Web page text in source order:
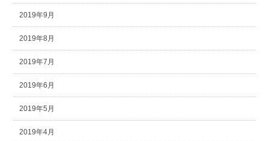
2019年9月
2019年8月
2019年7月
2019年6月
2019年5月
2019年4月